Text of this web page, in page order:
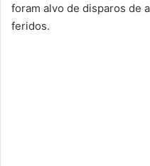
foram alvo de disparos de
feridos.